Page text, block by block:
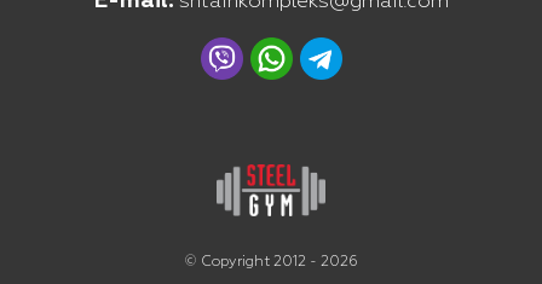
© Copyright 2012 - 2026